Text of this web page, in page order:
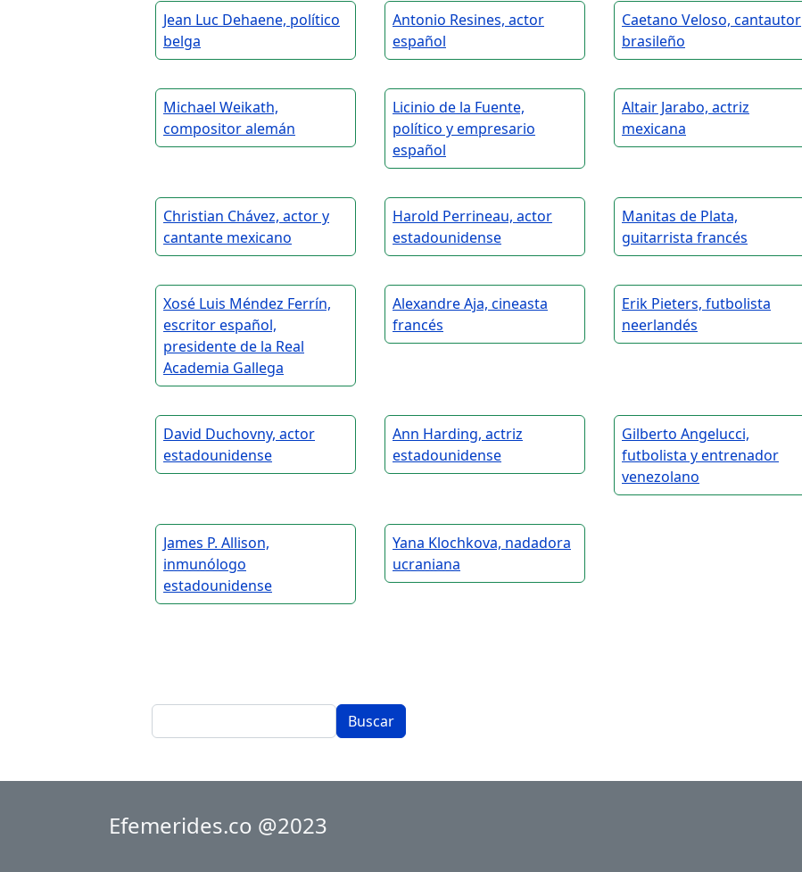
Jean Luc Dehaene, político
belga
Antonio Resines, actor
español
Caetano Veloso, cantautor
brasileño
Michael Weikath,
compositor alemán
Licinio de la Fuente,
político y empresario
español
Altair Jarabo, actriz
mexicana
Christian Chávez, actor y
cantante mexicano
Harold Perrineau, actor
estadounidense
Manitas de Plata,
guitarrista francés
Xosé Luis Méndez Ferrín,
escritor español,
presidente de la Real
Academia Gallega
Alexandre Aja, cineasta
francés
Erik Pieters, futbolista
neerlandés
David Duchovny, actor
estadounidense
Ann Harding, actriz
estadounidense
Gilberto Angelucci,
futbolista y entrenador
venezolano
James P. Allison,
inmunólogo
estadounidense
Yana Klochkova, nadadora
ucraniana
Buscar
Efemerides.co @2023